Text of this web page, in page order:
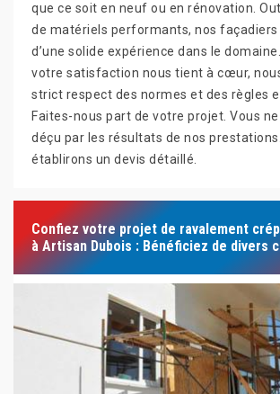
que ce soit en neuf ou en rénovation.
de matériels performants, nos
d’une solide expérience dans le
votre satisfaction nous tient à cœur,
strict respect des normes et des règles
Faites-nous part de votre projet. Vous
déçu par les résultats de nos
établirons un devis détaillé.
Confiez votre projet de ravalement
à Artisan Dubois : Bénéficiez de divers